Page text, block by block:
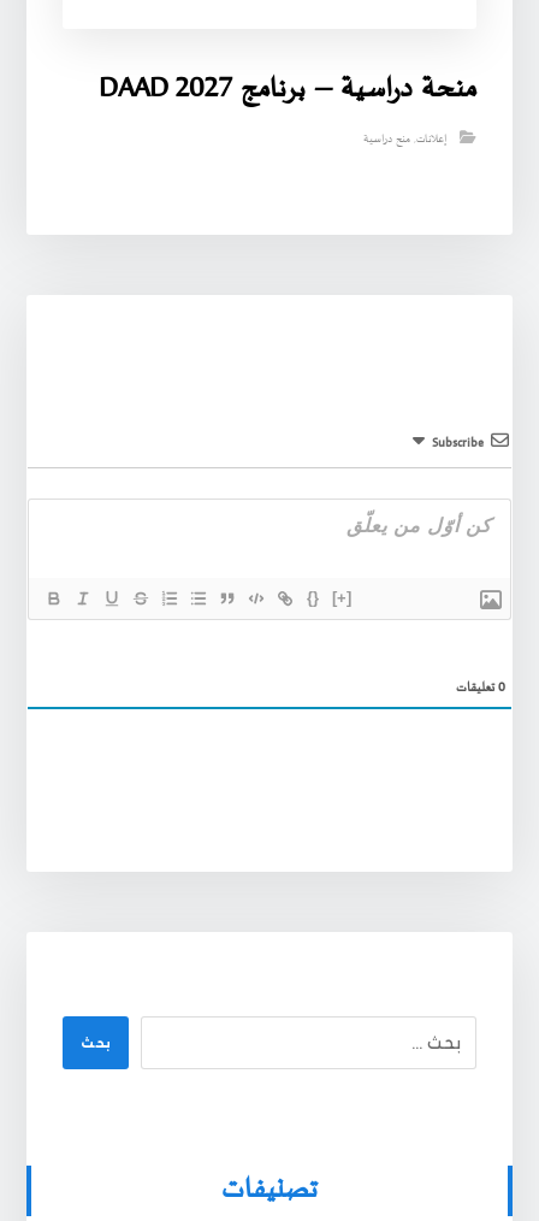
منحة دراسية – برنامج DAAD 2027
إعلانات,منح دراسية
Subscribe
{} [+]
0تعليقات
بحث
تصنيفات